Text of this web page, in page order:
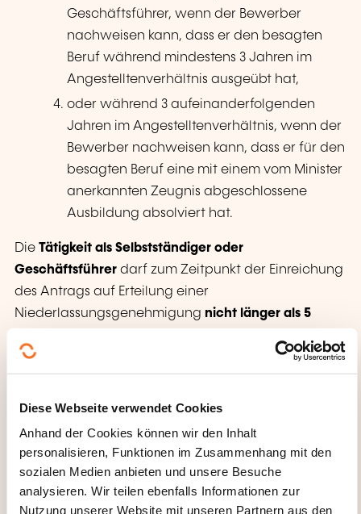
Diese Webseite verwendet Cookies
Anhand der Cookies können wir den Inhalt
personalisieren, Funktionen im Zusammenhang mit den
sozialen Medien anbieten und unsere Besuche
analysieren. Wir teilen ebenfalls Informationen zur
Nutzung unserer Website mit unseren Partnern aus den
Geschäftsführer, wenn der Bewerber
nachweisen kann, dass er den besagten
Beruf während mindestens 3 Jahren im
Angestelltenverhältnis ausgeübt hat,
oder während 3 aufeinanderfolgenden
Jahren im Angestelltenverhältnis, wenn der
Bewerber nachweisen kann, dass er für den
besagten Beruf eine mit einem vom Minister
anerkannten Zeugnis abgeschlossene
Ausbildung absolviert hat.
Die Tätigkeit als Selbstständiger oder
Geschäftsführer darf zum Zeitpunkt der Einreichung
des Antrags auf Erteilung einer
Niederlassungsgenehmigung nicht länger als 5
Weiterbildungsinstitut in einer der folgenden
Funktionen tätig war:
entweder die Funktion des Unternehmens- oder
Niederlassungsleiters,